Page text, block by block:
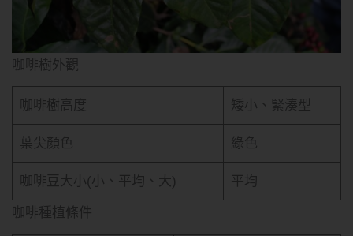
咖啡樹外觀
咖啡樹高度 矮小、緊湊型
葉尖顏色 綠色
咖啡豆大小(小、平均、大) 平均
咖啡種植條件